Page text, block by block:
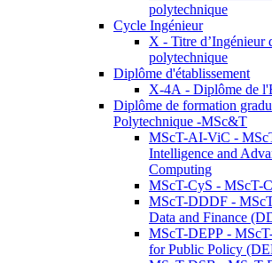
polytechnique
Cycle Ingénieur
X - Titre d’Ingénieur
polytechnique
Diplôme d'établissement
X-4A - Diplôme de
Diplôme de formation
Polytechnique -MSc&T
MScT-AI-ViC -
Intelligence and
Computing
MScT-CyS - MScT-
MScT-DDDF -
Data and Finance
MScT-DEPP -
for Public Policy